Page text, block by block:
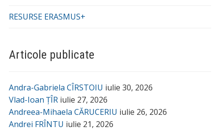
RESURSE ERASMUS+
Articole publicate
Andra-Gabriela CÎRSTOIU iulie 30, 2026
Vlad-Ioan ȚÎR iulie 27, 2026
Andreea-Mihaela CĂRUCERIU iulie 26, 2026
Andrei FRÎNTU iulie 21, 2026